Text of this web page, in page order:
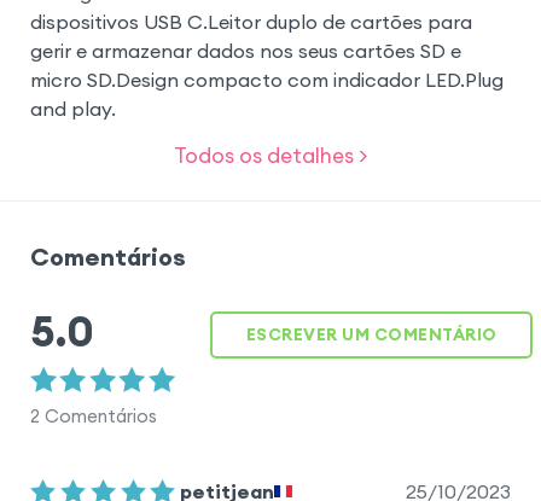
dispositivos USB C.Leitor duplo de cartões para
gerir e armazenar dados nos seus cartões SD e
micro SD.Design compacto com indicador LED.Plug
and play.
Todos os detalhes >
Comentários
5.0
2 Comentários
ESCREVER UM COMENTÁRIO
petitjean
25/10/2023